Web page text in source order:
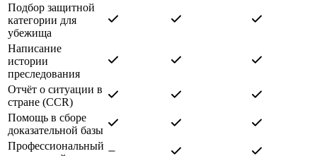
Подбор защитной
категории для
убежища
Написание
истории
преследования
Отчёт о ситуации в
стране (CCR)
Помощь в сборе
доказательной базы
Профессиональный